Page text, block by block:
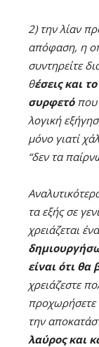
2) την λίαν
απόφαση, η
συντηρείτε
θέσεις και
συρφετόπου
λογική
μόνο γιατί
“δεν τα
τα εξής σε
χρειάζεται
είναι ότι
χρειάζεστε
την
λαύρος και